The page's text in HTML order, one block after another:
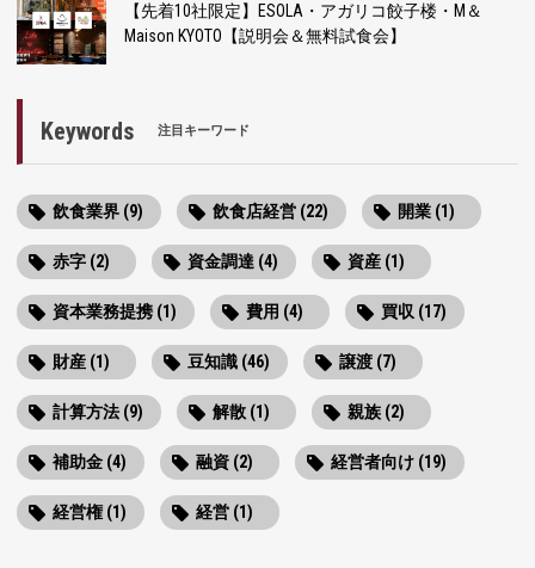
【先着10社限定】ESOLA・アガリコ餃子楼・M＆
Maison KYOTO【説明会＆無料試食会】
Keywords 注目キーワード
飲食業界 (9) 飲食店経営 (22) 開業 (1)
赤字 (2) 資金調達 (4) 資産 (1)
資本業務提携 (1) 費用 (4) 買収 (17)
財産 (1) 豆知識 (46) 譲渡 (7)
計算方法 (9) 解散 (1) 親族 (2)
補助金 (4) 融資 (2) 経営者向け (19)
経営権 (1) 経営 (1)